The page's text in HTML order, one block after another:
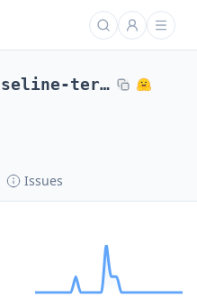
dclm-baseline-terminal-candidates-classified
Issues